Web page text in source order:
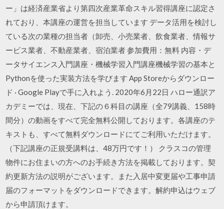
ー」は経済産業省より第四次産業革命スキル習得講座に認定さ
れており、本講座の運営を担当しています データ活用を検討し
ている次の業種の担当者（卸売、小売業者、飲食業者、情報サ
ービス業者、不動産業者、宿泊業者 参加費用：無料 内容・デ
ータサイエンス入門講座・機械学習入門講座機械学習の基本と
Pythonを使った実装方法を学びます App Storeからダウンロー
ド · Google Playで手に入れよう. 2020年6月22日 ハロー通訳ア
カデミーでは、現在、下記の６科目の講座（全79講義、158時
間分）の動画をすべて完全無料公開しております。各講座のテ
キストも、すべて無料ダウンロードにてご利用いただけます。
（下記講座の正規受講料は、48万円です！） クラスコの管理
物件にお住まいの方へのお手続き方法を掲載しております。契
約更新方法の説明がございます。また入居中変更届や工事申請
届のフォーマットをダウンロードできます。解約申込はウェブ
から申請頂けます。